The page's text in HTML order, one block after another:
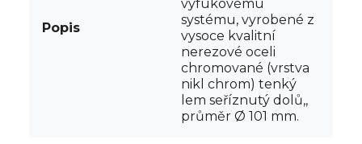
Popis
výfukovému
systému, vyrobené z
vysoce kvalitní
nerezové oceli
chromované (vrstva
nikl chrom) tenký
lem seříznutý dolů,,
průměr Ø 101 mm.